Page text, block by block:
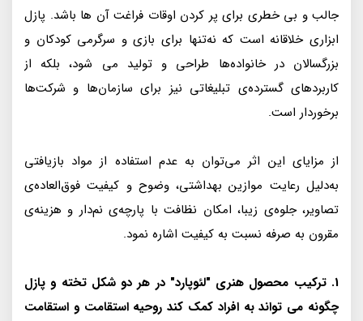
جالب و بی خطری برای پر کردن اوقات فراغت آن ها باشد. پازل
ابزاری خلاقانه است که نه‌تنها برای بازی و سرگرمی کودکان و
بزرگسالان در خانواده‌ها طراحی و تولید می شود، بلکه از
کاربردهای گسترده‌ی تبلیغاتی نیز برای سازمان‌ها و شرکت‌ها
برخوردار است.
از مزایای این اثر می‌توان به عدم استفاده از مواد بازیافتی
به‌دلیل رعایت موازین بهداشتی، وضوح و کیفیت فوق‌العاده‌ی
تصاویر، جلوه‌ی زیبا، امکان نظافت با پارچه‌ی نم‌دار و هزینه‌ی
مقرون به صرفه نسبت به کیفیت اشاره نمود.
1. ترکیب محصول هنری "لئوپارد" در هر دو شکل تخته و پازل
چگونه می تواند به افراد کمک کند روحیه استقامت و استقامت